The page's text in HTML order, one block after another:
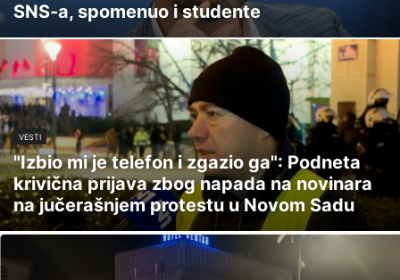
SNS-a, spomenuo i studente
VESTI
"Izbio mi je telefon i zgazio ga": Podneta
krivična prijava zbog napada na novinara
na jučerašnjem protestu u Novom Sadu